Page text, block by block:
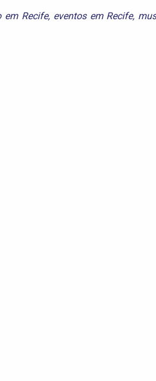
em Recife, eventos em Recife,